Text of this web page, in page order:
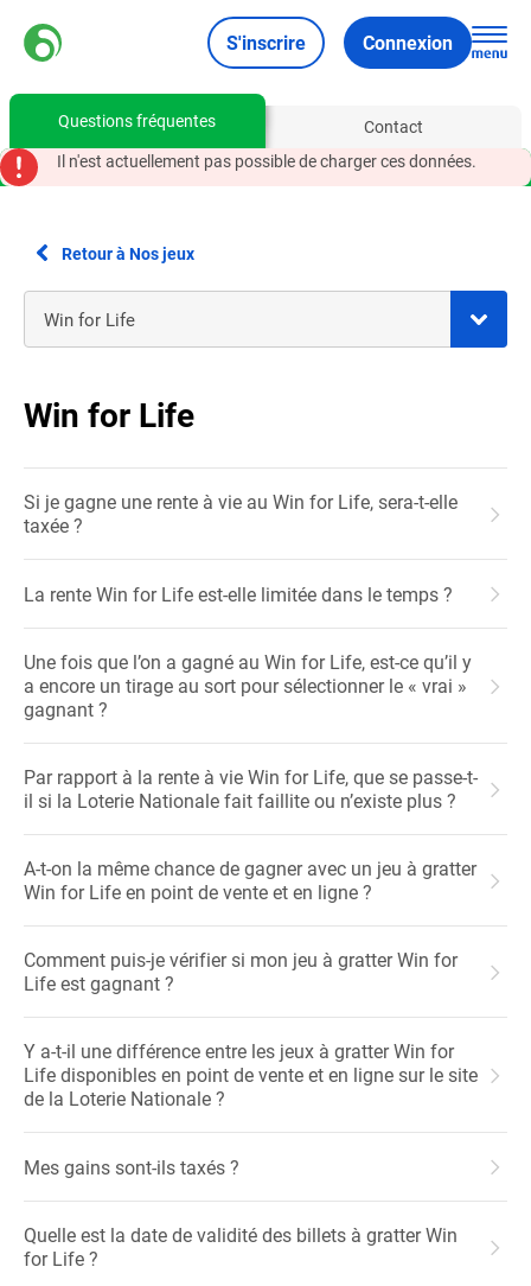
S'inscrire Connexion
Questions fréquentes
Contact
Il n'est actuellement pas possible de charger ces données.
Retour à Nos jeux
Win for Life
Si je gagne une rente à vie au Win for Life, sera-t-elle
taxée ?
La rente Win for Life est-elle limitée dans le temps ?
Une fois que l’on a gagné au Win for Life, est-ce qu’il y
a encore un tirage au sort pour sélectionner le « vrai »
gagnant ?
Par rapport à la rente à vie Win for Life, que se passe-t-
il si la Loterie Nationale fait faillite ou n’existe plus ?
A-t-on la même chance de gagner avec un jeu à gratter
Win for Life en point de vente et en ligne ?
Comment puis-je vérifier si mon jeu à gratter Win for
Life est gagnant ?
Y a-t-il une différence entre les jeux à gratter Win for
Life disponibles en point de vente et en ligne sur le site
de la Loterie Nationale ?
Mes gains sont-ils taxés ?
Quelle est la date de validité des billets à gratter Win
for Life ?